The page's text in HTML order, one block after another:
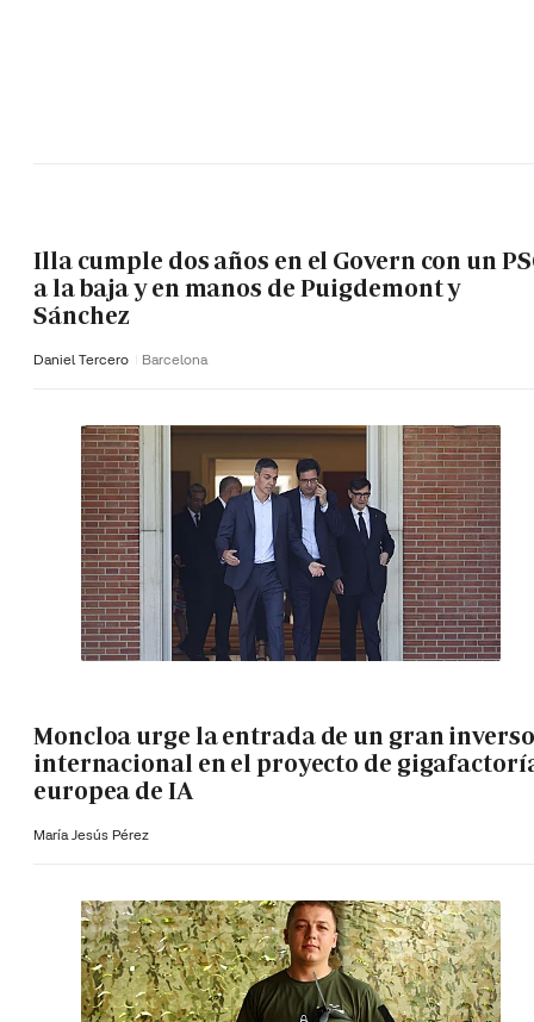
Illa cumple dos años en el Govern con un
a la baja y en manos de Puigdemont y
Sánchez
Daniel Tercero Barcelona
Moncloa urge la entrada de un gran
internacional en el proyecto de
europea de IA
María Jesús Pérez